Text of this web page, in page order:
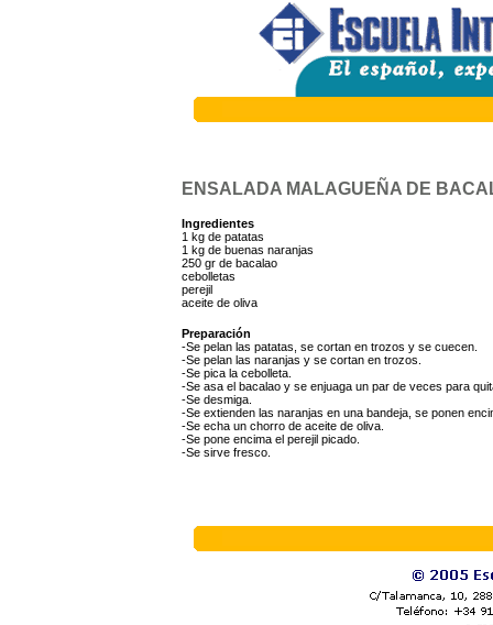
ENSALADA MALAGUEÑA DE
Ingredientes
1 kg de patatas
1 kg de buenas naranjas
250 gr de bacalao
cebolletas
perejil
aceite de oliva
Preparación
-Se pelan las patatas, se cortan en trozos y se cuecen.
-Se pelan las naranjas y se cortan en trozos.
-Se pica la cebolleta.
-Se asa el bacalao y se enjuaga un par de veces para
-Se desmiga.
-Se extienden las naranjas en una bandeja, se ponen
-Se echa un chorro de aceite de oliva.
-Se pone encima el perejil picado.
-Se sirve fresco.